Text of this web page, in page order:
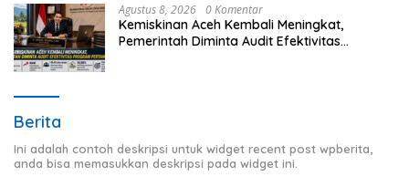
Agustus 8, 2026 0 Komentar
Kemiskinan Aceh Kembali Meningkat,
Pemerintah Diminta Audit Efektivitas
Berita
Ini adalah contoh deskripsi untuk widget recent post wpberita,
anda bisa memasukkan deskripsi pada widget ini.